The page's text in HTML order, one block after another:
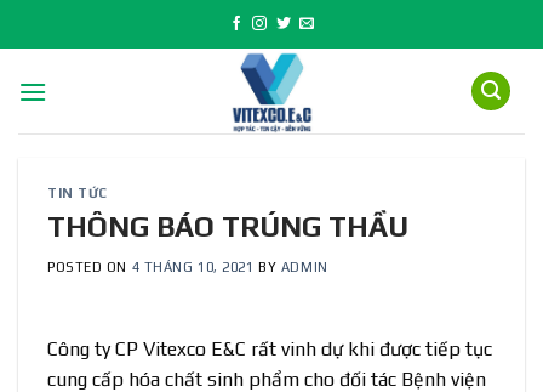
to
TIN TỨC
THÔNG BÁO TRÚNG THẦU
POSTED ON 4 THÁNG 10, 2021 BY ADMIN
Công ty CP Vitexco E&C rất vinh dự khi được tiếp tục
cung cấp hóa chất sinh phẩm cho đối tác Bệnh viện